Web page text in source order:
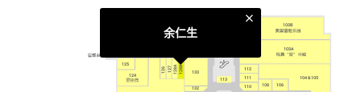
103B
103A
112
111
110
104 & 105
132
133
128B
128A
127
124
125
113
126
108 106
128B
余仁生